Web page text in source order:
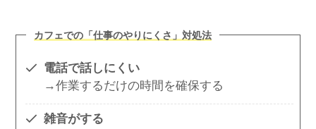
カフェでの「仕事のやりにくさ」対処法
電話で話しにくい
→作業するだけの時間を確保する
雑音がする